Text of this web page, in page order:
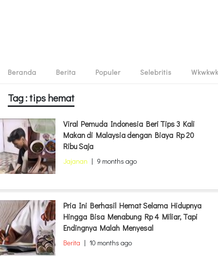
Beranda Berita Populer Selebritis Wkwkwk
Tag : tips hemat
Viral Pemuda Indonesia Beri Tips 3 Kali
Makan di Malaysia dengan Biaya Rp 20
Ribu Saja
Jajanan | 9 months ago
Pria Ini Berhasil Hemat Selama Hidupnya
Hingga Bisa Menabung Rp 4 Miliar, Tapi
Endingnya Malah Menyesal
Berita | 10 months ago